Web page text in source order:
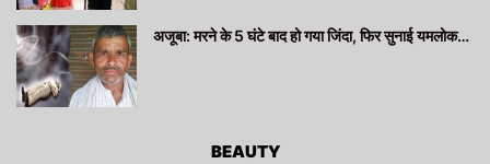
अजूबा: मरने के 5 घंटे बाद हो गया जिंदा, फिर सुनाई यमलोक…
BEAUTY